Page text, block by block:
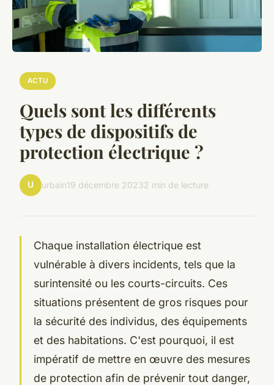
ACTU
Quels sont les différents
types de dispositifs de
protection électrique ?
U urbain19 décembre 20232 min de lecture
Chaque installation électrique est
vulnérable à divers incidents, tels que la
surintensité ou les courts-circuits. Ces
situations présentent de gros risques pour
la sécurité des individus, des équipements
et des habitations. C'est pourquoi, il est
impératif de mettre en œuvre des mesures
de protection afin de prévenir tout danger,